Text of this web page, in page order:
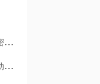
日记和账号密码需要安全存放，哪款备忘录支持加密保护？
安卓手机换机后数据会丢吗？哪款便签支持云端自动备份？